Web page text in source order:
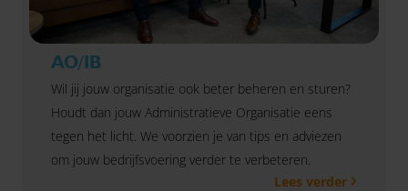
AO/IB
Wil jij jouw organisatie ook beter beheren en sturen?
Houdt dan jouw Administratieve Organisatie eens
tegen het licht. We voorzien je van tips en adviezen
om jouw bedrijfsvoering verder te verbeteren.
Lees verder